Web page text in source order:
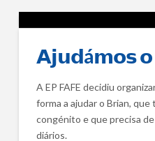
𝗔𝗷𝘂𝗱á𝗺𝗼𝘀 𝗼
A EP FAFE decidiu
forma a ajudar o Brian,
congénito e que precisa
diários.